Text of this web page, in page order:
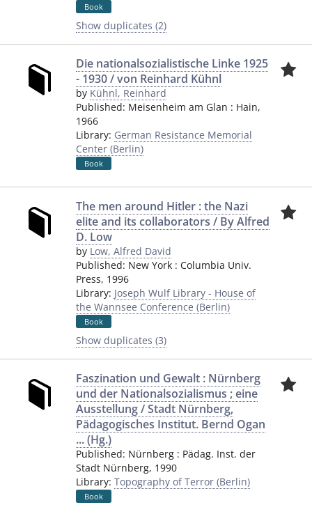
Book
Show duplicates (2)
Die nationalsozialistische Linke 1925
- 1930 / von Reinhard Kühnl
by Kühnl, Reinhard
Published: Meisenheim am Glan : Hain,
1966
Library: German Resistance Memorial
Center (Berlin)
Book
The men around Hitler : the Nazi
elite and its collaborators / By Alfred
D. Low
by Low, Alfred David
Published: New York : Columbia Univ.
Press, 1996
Library: Joseph Wulf Library - House of
the Wannsee Conference (Berlin)
Book
Show duplicates (3)
Faszination und Gewalt : Nürnberg
und der Nationalsozialismus ; eine
Ausstellung / Stadt Nürnberg,
Pädagogisches Institut. Bernd Ogan
... (Hg.)
Published: Nürnberg : Pädag. Inst. der
Stadt Nürnberg, 1990
Library: Topography of Terror (Berlin)
Book